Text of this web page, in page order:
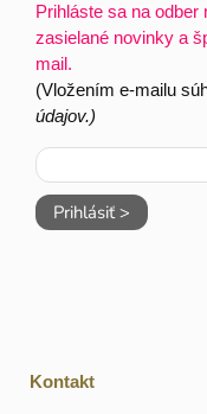
Prihláste sa na
zasielané novinky a
mail.
(Vložením e-mailu
údajov.)
Prihlásiť >
Kontakt